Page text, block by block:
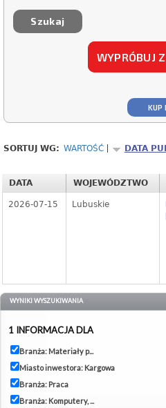
WYPRÓBUJ
KUP
SORTUJ WG: WARTOŚĆ DATA
DATA WOJEWÓDZTWO
2026-07-15 Lubuskie
WYNIKI WYSZUKIWANIA
1 INFORMACJA DLA
Branża: Materiały p...
Miasto inwestora: Kargowa
Branża: Praca
Branża: Komputery, ...